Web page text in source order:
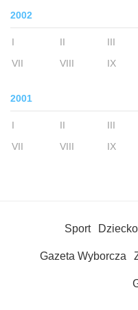
2002
I II III
VII
VIII IX
2001
I II III
VII
VIII IX
Sport Dziecko
Gazeta Wyborcza